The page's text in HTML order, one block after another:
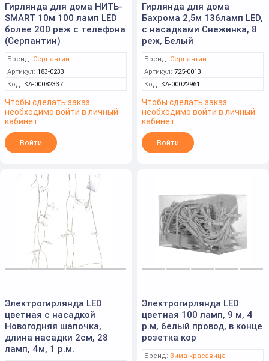
Гирлянда для дома НИТЬ-
SMART 10м 100 ламп LED
более 200 реж с телефона
(Серпантин)
Бренд: Серпантин
Артикул: 183-0233
Код: КА-00082337
Чтобы сделать заказ
необходимо войти в личный
кабинет
Войти
Гирлянда для дома
Бахрома 2,5м 136ламп LED,
с насадками Снежинка, 8
реж, Белый
Бренд: Серпантин
Артикул: 725-0013
Код: КА-00022961
Чтобы сделать заказ
необходимо войти в личный
кабинет
Войти
Электрогирлянда LED
цветная с насадкой
Новогодняя шапочка,
длина насадки 2см, 28
ламп, 4м, 1 р.м.
Электрогирлянда LED
цветная 100 ламп, 9 м, 4
р.м, белый провод, в конце
розетка кор
Бренд: Зима красавица